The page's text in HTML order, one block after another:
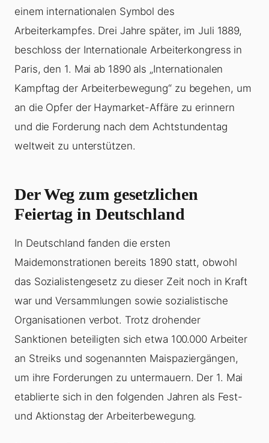
einem internationalen Symbol des
Arbeiterkampfes. Drei Jahre später, im Juli 1889,
beschloss der Internationale Arbeiterkongress in
Paris, den 1. Mai ab 1890 als „Internationalen
Kampftag der Arbeiterbewegung“ zu begehen, um
an die Opfer der Haymarket-Affäre zu erinnern
und die Forderung nach dem Achtstundentag
weltweit zu unterstützen.
Der Weg zum gesetzlichen
Feiertag in Deutschland
In Deutschland fanden die ersten
Maidemonstrationen bereits 1890 statt, obwohl
das Sozialistengesetz zu dieser Zeit noch in Kraft
war und Versammlungen sowie sozialistische
Organisationen verbot. Trotz drohender
Sanktionen beteiligten sich etwa 100.000 Arbeiter
an Streiks und sogenannten Maispaziergängen,
um ihre Forderungen zu untermauern. Der 1. Mai
etablierte sich in den folgenden Jahren als Fest-
und Aktionstag der Arbeiterbewegung.